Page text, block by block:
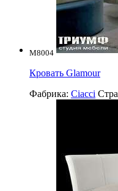
M8004
Кровать Glamour
Фабрика: Ciacci